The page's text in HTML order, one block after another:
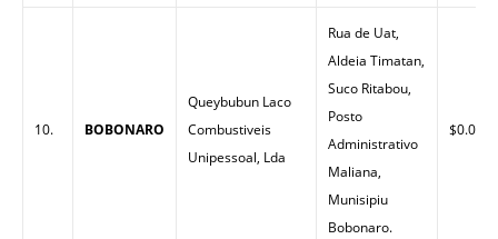
10. BOBONARO
Queybubun Laco
Combustiveis
Unipessoal, Lda
Rua de Uat,
Aldeia Timatan,
Suco Ritabou,
Posto
Administrativo
Maliana,
Munisipiu
Bobonaro.
$0.00